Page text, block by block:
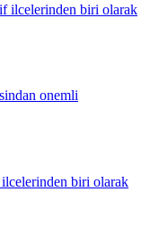
ilcelerinden biri olarak
onemli
biri olarak